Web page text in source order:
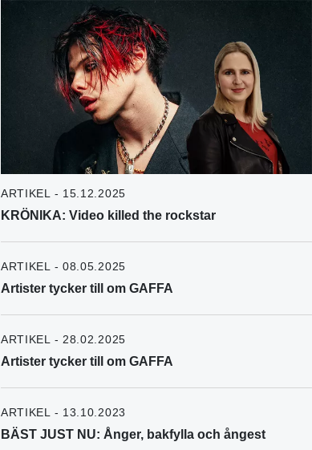
ARTIKEL - 15.12.2025
KRÖNIKA: Video killed the rockstar
ARTIKEL - 08.05.2025
Artister tycker till om GAFFA
ARTIKEL - 28.02.2025
Artister tycker till om GAFFA
ARTIKEL - 13.10.2023
BÄST JUST NU: Ånger, bakfylla och ångest